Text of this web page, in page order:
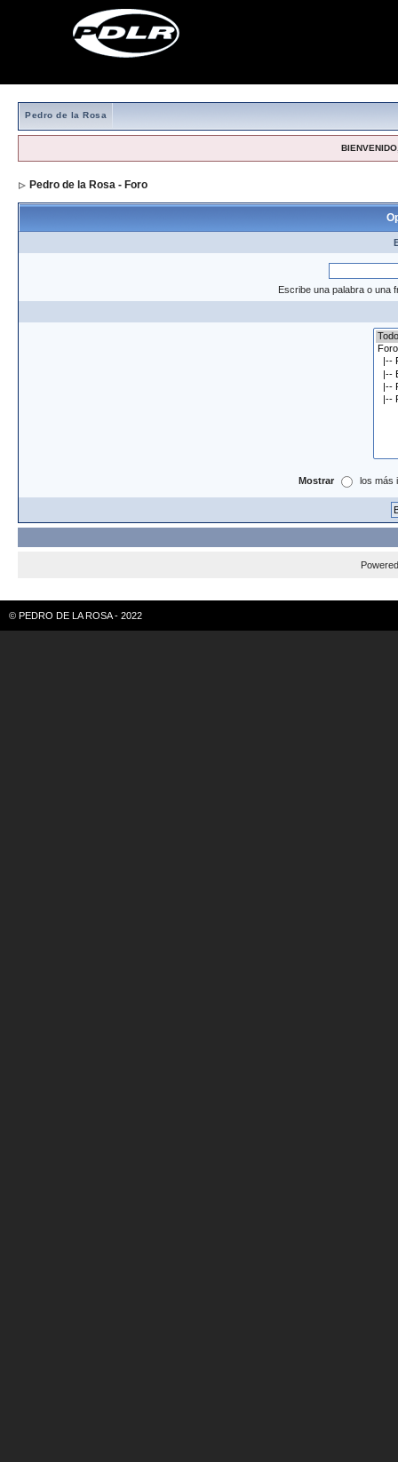
Pedro de la Rosa
Pedro de la Rosa - Foro
Escribe una palabra o una
Mostrar los más
© PEDRO DE LA ROSA - 2022